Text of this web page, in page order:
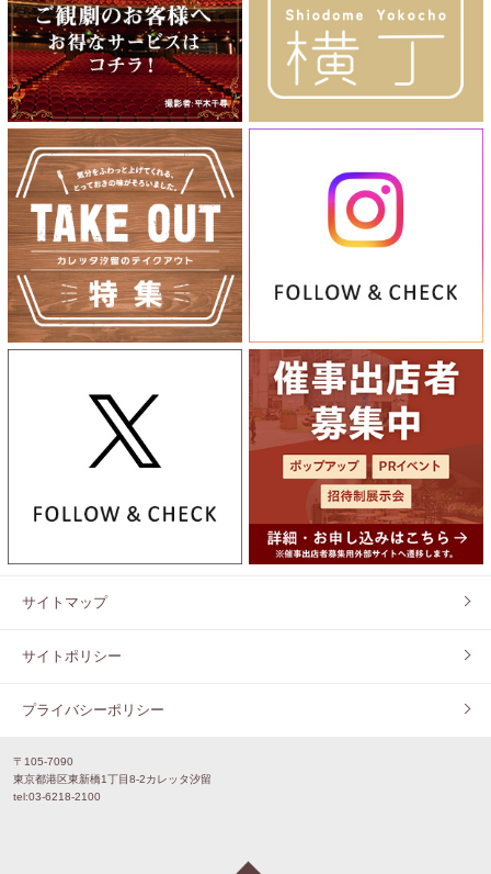
サイトマップ
サイトポリシー
プライバシーポリシー
〒105-7090
東京都港区東新橋1丁目8-2カレッタ汐留
tel:03-6218-2100